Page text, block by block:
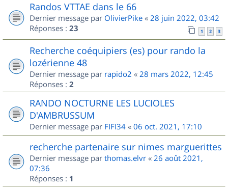
Randos VTTAE dans le 66
Dernier message par OlivierPike « 28 juin 2022, 03:42
Réponses : 23 1 2 3
Recherche coéquipiers (es) pour rando la
lozérienne 48
Dernier message par rapido2 « 28 mars 2022, 12:45
Réponses : 2
RANDO NOCTURNE LES LUCIOLES
D'AMBRUSSUM
Dernier message par FIFI34 « 06 oct. 2021, 17:10
recherche partenaire sur nimes marguerittes
Dernier message par thomas.elvr « 26 août 2021,
07:36
Réponses : 1